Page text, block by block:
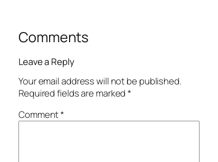
Comments
Leave a Reply
Your email address will not be published.
Required fields are marked*
Comment*